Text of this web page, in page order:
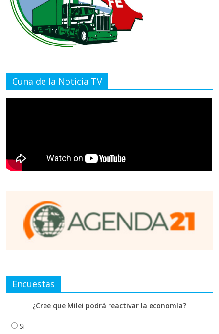
Cuna de la Noticia TV
Encuestas
¿Cree que Milei podrá reactivar la economía?
Si